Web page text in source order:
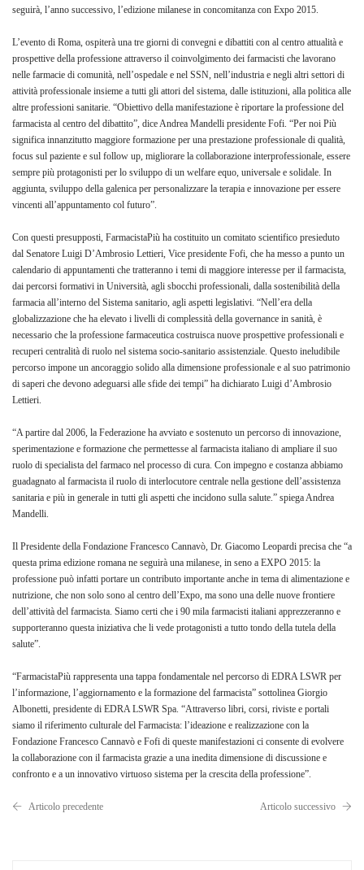
seguirà, l’anno successivo, l’edizione milanese in concomitanza con Expo 2015.
L’evento di Roma, ospiterà una tre giorni di convegni e dibattiti con al centro attualità e
prospettive della professione attraverso il coinvolgimento dei farmacisti che lavorano
nelle farmacie di comunità, nell’ospedale e nel SSN, nell’industria e negli altri settori di
attività professionale insieme a tutti gli attori del sistema, dalle istituzioni, alla politica alle
altre professioni sanitarie. “Obiettivo della manifestazione è riportare la professione del
farmacista al centro del dibattito”, dice Andrea Mandelli presidente Fofi. “Per noi Più
significa innanzitutto maggiore formazione per una prestazione professionale di qualità,
focus sul paziente e sul follow up, migliorare la collaborazione interprofessionale, essere
sempre più protagonisti per lo sviluppo di un welfare equo, universale e solidale. In
aggiunta, sviluppo della galenica per personalizzare la terapia e innovazione per essere
vincenti all’appuntamento col futuro”.
Con questi presupposti, FarmacistaPiù ha costituito un comitato scientifico presieduto
dal Senatore Luigi D’Ambrosio Lettieri, Vice presidente Fofi, che ha messo a punto un
calendario di appuntamenti che tratteranno i temi di maggiore interesse per il farmacista,
dai percorsi formativi in Università, agli sbocchi professionali, dalla sostenibilità della
farmacia all’interno del Sistema sanitario, agli aspetti legislativi. “Nell’era della
globalizzazione che ha elevato i livelli di complessità della governance in sanità, è
necessario che la professione farmaceutica costruisca nuove prospettive professionali e
recuperi centralità di ruolo nel sistema socio-sanitario assistenziale. Questo ineludibile
percorso impone un ancoraggio solido alla dimensione professionale e al suo patrimonio
di saperi che devono adeguarsi alle sfide dei tempi” ha dichiarato Luigi d’Ambrosio
Lettieri.
“A partire dal 2006, la Federazione ha avviato e sostenuto un percorso di innovazione,
sperimentazione e formazione che permettesse al farmacista italiano di ampliare il suo
ruolo di specialista del farmaco nel processo di cura. Con impegno e costanza abbiamo
guadagnato al farmacista il ruolo di interlocutore centrale nella gestione dell’assistenza
sanitaria e più in generale in tutti gli aspetti che incidono sulla salute.” spiega Andrea
Mandelli.
Il Presidente della Fondazione Francesco Cannavò, Dr. Giacomo Leopardi precisa che “a
questa prima edizione romana ne seguirà una milanese, in seno a EXPO 2015: la
professione può infatti portare un contributo importante anche in tema di alimentazione e
nutrizione, che non solo sono al centro dell’Expo, ma sono una delle nuove frontiere
dell’attività del farmacista. Siamo certi che i 90 mila farmacisti italiani apprezzeranno e
supporteranno questa iniziativa che li vede protagonisti a tutto tondo della tutela della
salute”.
“FarmacistaPiù rappresenta una tappa fondamentale nel percorso di EDRA LSWR per
l’informazione, l’aggiornamento e la formazione del farmacista” sottolinea Giorgio
Albonetti, presidente di EDRA LSWR Spa. “Attraverso libri, corsi, riviste e portali
siamo il riferimento culturale del Farmacista: l’ideazione e realizzazione con la
Fondazione Francesco Cannavò e Fofi di queste manifestazioni ci consente di evolvere
la collaborazione con il farmacista grazie a una inedita dimensione di discussione e
confronto e a un innovativo virtuoso sistema per la crescita della professione”.
Articolo precedente Articolo successivo